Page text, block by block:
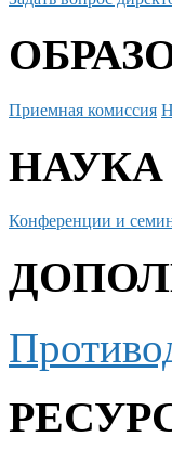
Приемная комиссия
НАУКА
Конференции и